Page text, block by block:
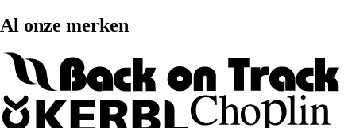
Al onze merken